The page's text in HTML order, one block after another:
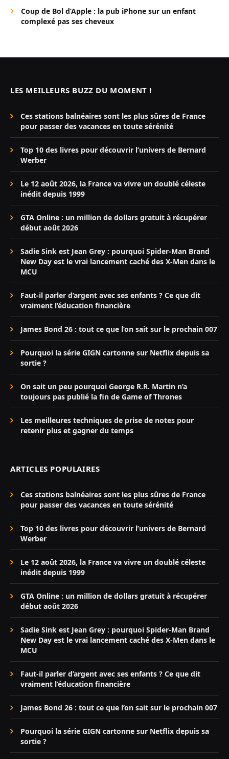
Coup de Bol d’Apple : la pub iPhone sur un enfant
complexé pas ses cheveux
LES MEILLEURS BUZZ DU MOMENT !
Ces stations balnéaires sont les plus sûres de France
pour passer des vacances en toute sérénité
Top 10 des livres pour découvrir l’univers de Bernard
Werber
Le 12 août 2026, la France va vivre un doublé céleste
inédit depuis 1999
GTA Online : un million de dollars gratuit à récupérer
début août 2026
Sadie Sink est Jean Grey : pourquoi Spider-Man Brand
New Day est le vrai lancement caché des X-Men dans le
MCU
Faut-il parler d’argent avec ses enfants ? Ce que dit
vraiment l’éducation financière
James Bond 26 : tout ce que l’on sait sur le prochain 007
Pourquoi la série GIGN cartonne sur Netflix depuis sa
sortie ?
On sait un peu pourquoi George R.R. Martin n’a
toujours pas publié la fin de Game of Thrones
Les meilleures techniques de prise de notes pour
retenir plus et gagner du temps
ARTICLES POPULAIRES
Ces stations balnéaires sont les plus sûres de France
pour passer des vacances en toute sérénité
Top 10 des livres pour découvrir l’univers de Bernard
Werber
Le 12 août 2026, la France va vivre un doublé céleste
inédit depuis 1999
GTA Online : un million de dollars gratuit à récupérer
début août 2026
Sadie Sink est Jean Grey : pourquoi Spider-Man Brand
New Day est le vrai lancement caché des X-Men dans le
MCU
Faut-il parler d’argent avec ses enfants ? Ce que dit
vraiment l’éducation financière
James Bond 26 : tout ce que l’on sait sur le prochain 007
Pourquoi la série GIGN cartonne sur Netflix depuis sa
sortie ?